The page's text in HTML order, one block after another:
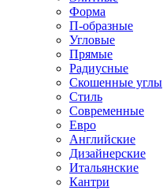
Форма
П-образные
Угловые
Прямые
Радиусные
Скошенные углы
Стиль
Современные
Евро
Английские
Дизайнерские
Итальянские
Кантри